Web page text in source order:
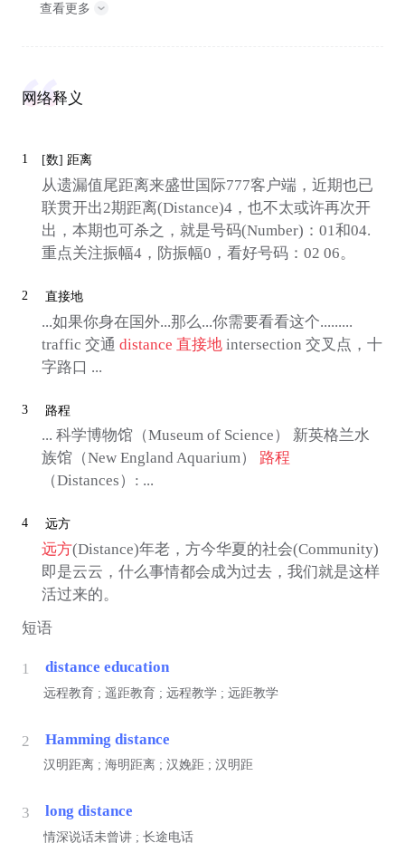
查看更多
网络释义
1 [数] 距离
从遗漏值尾距离来盛世国际777客户端，近期也已
联贯开出2期距离(Distance)4，也不太或许再次开
出，本期也可杀之，就是号码(Number)：01和04.
重点关注振幅4，防振幅0，看好号码：02 06。
2 直接地
...如果你身在国外...那么...你需要看看这个.........
traffic 交通 distance 直接地intersection 交叉点，十
字路口 ...
3 路程
... 科学博物馆（Museum of Science） 新英格兰水
族馆（New England Aquarium） 路程
（Distances）: ...
4 远方
远方(Distance)年老，方今华夏的社会(Community)
即是云云，什么事情都会成为过去，我们就是这样
活过来的。
短语
1 distance education
远程教育 ; 遥距教育 ; 远程教学 ; 远距教学
2 Hamming distance
汉明距离 ; 海明距离 ; 汉娩距 ; 汉明距
3 long distance
情深说话未曾讲 ; 长途电话